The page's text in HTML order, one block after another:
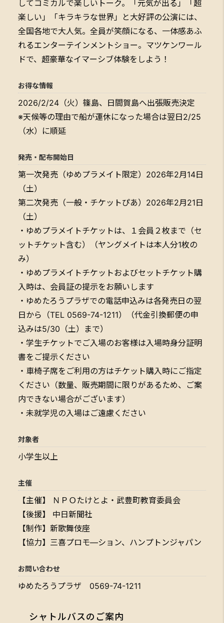
してコミカルで楽しいトーク。「元気が出る」「超
楽しい」「キラキラな世界」と大好評の公演には、
全国各地で大人気。全員が笑顔になる、一体感あふ
れるエンターテインメントショー。マツケンワール
ドで、超豪華なイマーシブ体験をしよう！
お得な情報
2026/2/24（火）篠島、日間賀島へ出張販売決定
※天候等の理由で船が運休になった場合は翌日2/25
（水）に順延
発売・配布開始日
第一次発売（ゆめプラメイト限定）2026年2月14日
（土）
第二次発売（一般・チケットぴあ）2026年2月21日
（土）
・ゆめプラメイトチケットは、１会員２枚まで（セ
ットチケット含む）（ヤングメイトは本人分1枚の
み）
・ゆめプラメイトチケットおよびセットチケット購
入時は、会員証の提示をお願いします
・ゆめたろうプラザでの電話申込みは各発売日の翌
日から（TEL 0569-74-1211）（代金引換郵便の申
込みは5/30（土）まで）
・学生チケットでご入場のお客様は入場時身分証明
書をご提示ください
・車椅子席をご利用の方はチケット購入時にご指定
ください（数量、販売期間に限りがあるため、ご案
内できない場合がございます）
・未就学児の入場はご遠慮ください
対象者
小学生以上
主催
【主催】 ＮＰＯたけとよ・武豊町教育委員会
【後援】 中日新聞社
【制作】新歌舞伎座
【協力】三喜プロモ―ション、ハンプトンジャパン
お問い合わせ
ゆめたろうプラザ 0569-74-1211
シャトルバスのご案内